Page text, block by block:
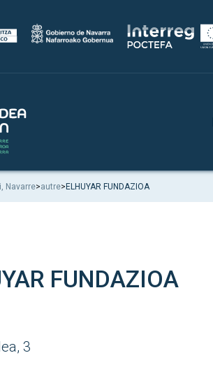
Navarre>autre>ELHUYAR FUNDAZIOA
FUNDAZIOA
3